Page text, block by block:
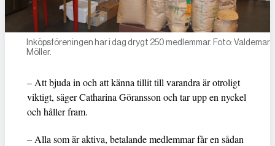
Inköpsföreningen har i dag drygt 250 medlemmar. Foto: Valdemar
Möller.
– Att bjuda in och att känna tillit till varandra är otroligt
viktigt, säger Catharina Göransson och tar upp en nyckel
och håller fram.
– Alla som är aktiva, betalande medlemmar får en sådan